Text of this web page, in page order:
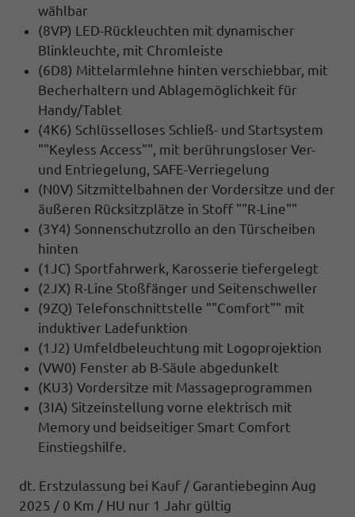
wählbar
(8VP) LED-Rückleuchten mit dynamischer
Blinkleuchte, mit Chromleiste
(6D8) Mittelarmlehne hinten verschiebbar, mit
Becherhaltern und Ablagemöglichkeit für
Handy/Tablet
(4K6) Schlüsselloses Schließ- und Startsystem
""Keyless Access"", mit berührungsloser Ver-
und Entriegelung, SAFE-Verriegelung
(N0V) Sitzmittelbahnen der Vordersitze und der
äußeren Rücksitzplätze in Stoff ""R-Line""
(3Y4) Sonnenschutzrollo an den Türscheiben
hinten
(1JC) Sportfahrwerk, Karosserie tiefergelegt
(2JX) R-Line Stoßfänger und Seitenschweller
(9ZQ) Telefonschnittstelle ""Comfort"" mit
induktiver Ladefunktion
(1J2) Umfeldbeleuchtung mit Logoprojektion
(VW0) Fenster ab B-Säule abgedunkelt
(KU3) Vordersitze mit Massageprogrammen
(3IA) Sitzeinstellung vorne elektrisch mit
Memory und beidseitiger Smart Comfort
Einstiegshilfe.
dt. Erstzulassung bei Kauf / Garantiebeginn Aug
2025 / 0 Km / HU nur 1 Jahr gültig